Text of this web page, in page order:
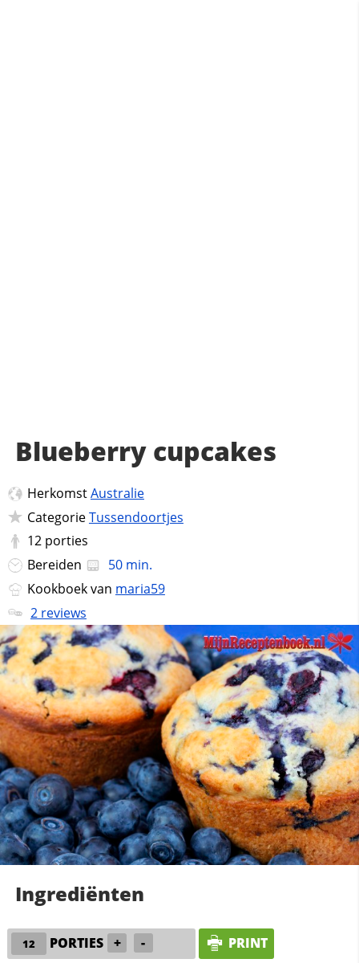
Blueberry cupcakes
HerkomstAustralie
CategorieTussendoortjes
12 porties
Bereiden
50 min.
Kookboek van maria59
2 reviews
Ingrediënten
PORTIES + - PRINT